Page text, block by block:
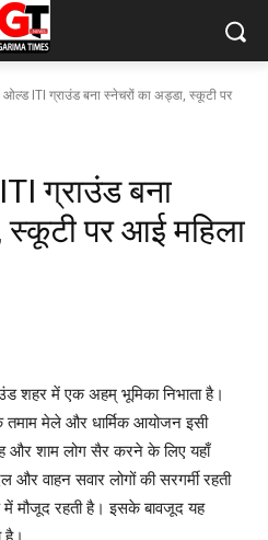
ITI ग्राउंड बना स्नेचरों का अड्डा, स्कूटी पर
ग्राउंड बना
पर आई महिला
शहर में एक अहम् भूमिका निभाता है।
मेले और धार्मिक आयोजन इसी
और शाम लोग सैर करने के लिए यहाँ
वाहन सवार लोगों की सरगर्मी रहती
मौजूद रहती है। इसके बावजूद यह